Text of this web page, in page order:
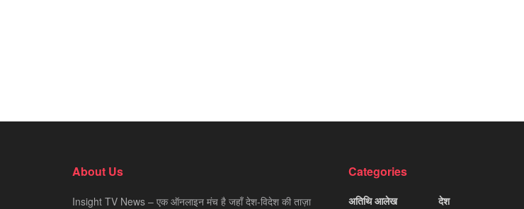
About Us
Insight TV News – एक ऑनलाइन मंच है जहाँ देश-विदेश की ताज़ा
Categories
अतिथि आलेख
देश